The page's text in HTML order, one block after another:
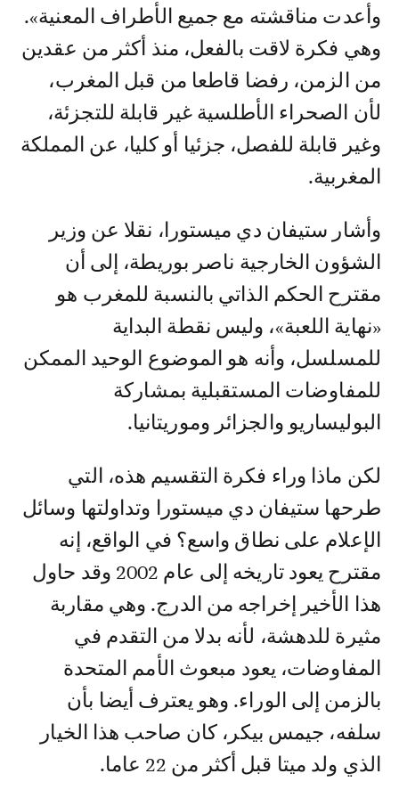
وأعدت مناقشته مع جميع الأطراف المعنية».
وهي فكرة لاقت بالفعل، منذ أكثر من عقدين
من الزمن، رفضا قاطعا من قبل المغرب،
لأن الصحراء الأطلسية غير قابلة للتجزئة،
وغير قابلة للفصل، جزئيا أو كليا، عن المملكة
المغربية.
وأشار ستيفان دي ميستورا، نقلا عن وزير
الشؤون الخارجية ناصر بوريطة، إلى أن
مقترح الحكم الذاتي بالنسبة للمغرب هو
«نهاية اللعبة»، وليس نقطة البداية
للمسلسل، وأنه هو الموضوع الوحيد الممكن
للمفاوضات المستقبلية بمشاركة
البوليساريو والجزائر وموريتانيا.
لكن ماذا وراء فكرة التقسيم هذه، التي
طرحها ستيفان دي ميستورا وتداولتها وسائل
الإعلام على نطاق واسع؟ في الواقع، إنه
مقترح يعود تاريخه إلى عام 2002 وقد حاول
هذا الأخير إخراجه من الدرج. وهي مقاربة
مثيرة للدهشة، لأنه بدلا من التقدم في
المفاوضات، يعود مبعوث الأمم المتحدة
بالزمن إلى الوراء. وهو يعترف أيضا بأن
سلفه، جيمس بيكر، كان صاحب هذا الخيار
الذي ولد ميتا قبل أكثر من 22 عاما.